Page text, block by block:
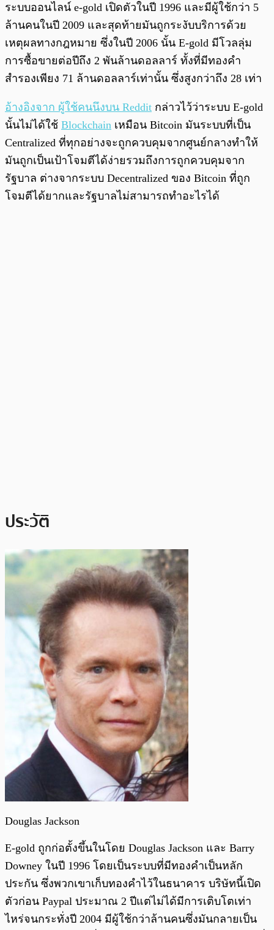
ระบบออนไลน์ e-gold เปิดตัวในปี 1996 และมีผู้ใช้กว่า 5
ล้านคนในปี 2009 และสุดท้ายมันถูกระงับบริการด้วย
เหตุผลทางกฎหมาย ซึ่งในปี 2006 นั้น E-gold มีโวลลุ่ม
การซื้อขายต่อปีถึง 2 พันล้านดอลลาร์ ทั้งที่มีทองคำ
สำรองเพียง 71 ล้านดอลลาร์เท่านั้น ซึ่งสูงกว่าถึง 28 เท่า
อ้างอิงจาก ผู้ใช้คนนึงบน Reddit กล่าวไว้ว่าระบบ E-gold
นั้นไม่ได้ใช้ Blockchain เหมือน Bitcoin มันระบบที่เป็น
Centralized ที่ทุกอย่างจะถูกควบคุมจากศูนย์กลางทำให้
มันถูกเป็นเป้าโจมตีได้ง่ายรวมถึงการถูกควบคุมจาก
รัฐบาล ต่างจากระบบ Decentralized ของ Bitcoin ที่ถูก
โจมตีได้ยากและรัฐบาลไม่สามารถทำอะไรได้
ประวัติ
Douglas Jackson
E-gold ถูกก่อตั้งขึ้นในโดย Douglas Jackson และ Barry
Downey ในปี 1996 โดยเป็นระบบที่มีทองคำเป็นหลัก
ประกัน ซึ่งพวกเขาเก็บทองคำไว้ในธนาคาร บริษัทนี้เปิด
ตัวก่อน Paypal ประมาณ 2 ปีแต่ไม่ได้มีการเติบโตเท่า
ไหร่จนกระทั่งปี 2004 มีผู้ใช้กว่าล้านคนซึ่งมันกลายเป็น